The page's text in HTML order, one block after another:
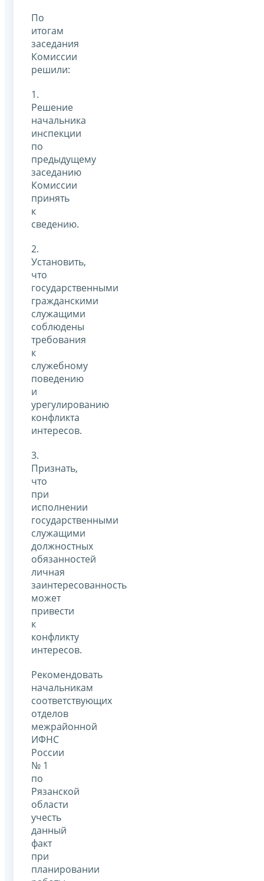
По
итогам
заседания
Комиссии
решили:
1.
Решение
начальника
инспекции
по
предыдущему
заседанию
Комиссии
принять
к
сведению.
2.
Установить,
что
государственными
гражданскими
служащими
соблюдены
требования
к
служебному
поведению
и
урегулированию
конфликта
интересов.
3.
Признать,
что
при
исполнении
государственными
служащими
должностных
обязанностей
личная
заинтересованность
может
привести
к
конфликту
интересов.
Рекомендовать
начальникам
соответствующих
отделов
межрайонной
ИФНС
России
№ 1
по
Рязанской
области
учесть
данный
факт
при
планировании